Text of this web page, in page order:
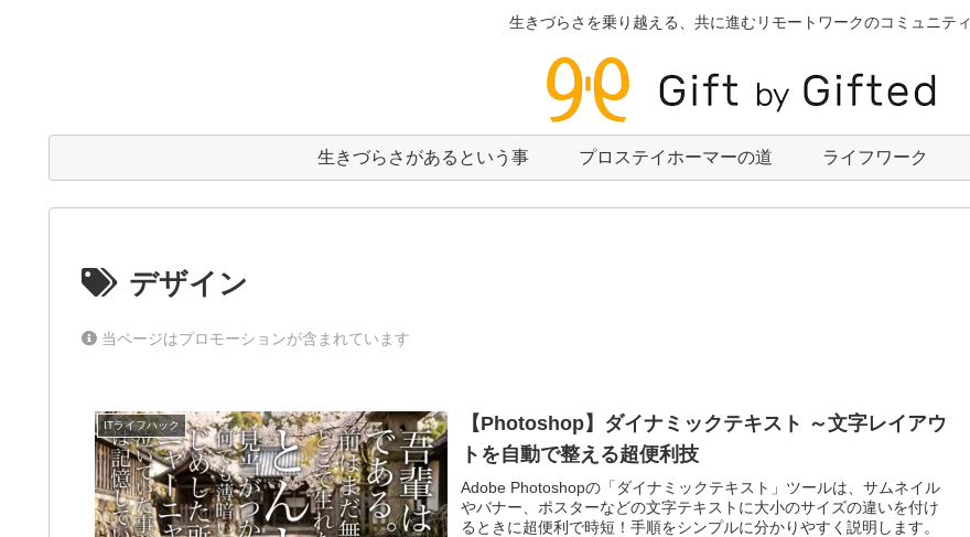
生きづらさを乗り越える、共に進むリモートワークのコミュニティ
生きづらさがあるという事 プロステイホーマーの道 ライフワーク
デザイン
当ページはプロモーションが含まれています
ITライフハック
【Photoshop】ダイナミックテキスト ～文字レイアウ
トを自動で整える超便利技
Adobe Photoshopの「ダイナミックテキスト」ツールは、サムネイル
やバナー、ポスターなどの文字テキストに大小のサイズの違いを付け
るときに超便利で時短！手順をシンプルに分かりやすく説明します。